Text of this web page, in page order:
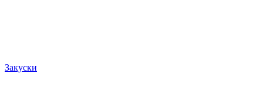
Закуски